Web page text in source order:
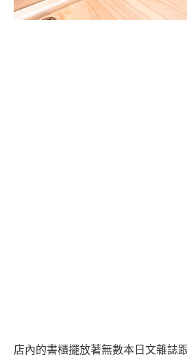
店內的書櫃擺放著無數本日文雜誌